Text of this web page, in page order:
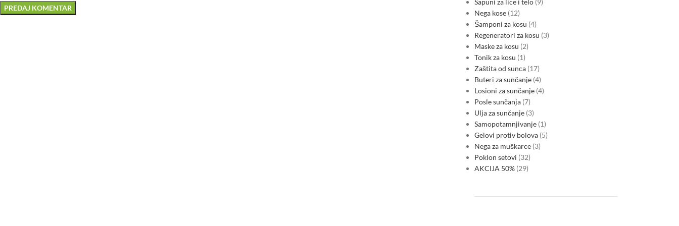
Sapuni za lice i telo 9
Nega kose 12
Šamponi za kosu 4
Regeneratori za kosu 3
Maske za kosu 2
Tonik za kosu 1
Zaštita od sunca 17
Buteri za sunčanje 4
Losioni za sunčanje 4
Posle sunčanja 7
Ulja za sunčanje 3
Samopotamnjivanje 1
Gelovi protiv bolova 5
Nega za muškarce 3
Poklon setovi 32
AKCIJA 50% 29